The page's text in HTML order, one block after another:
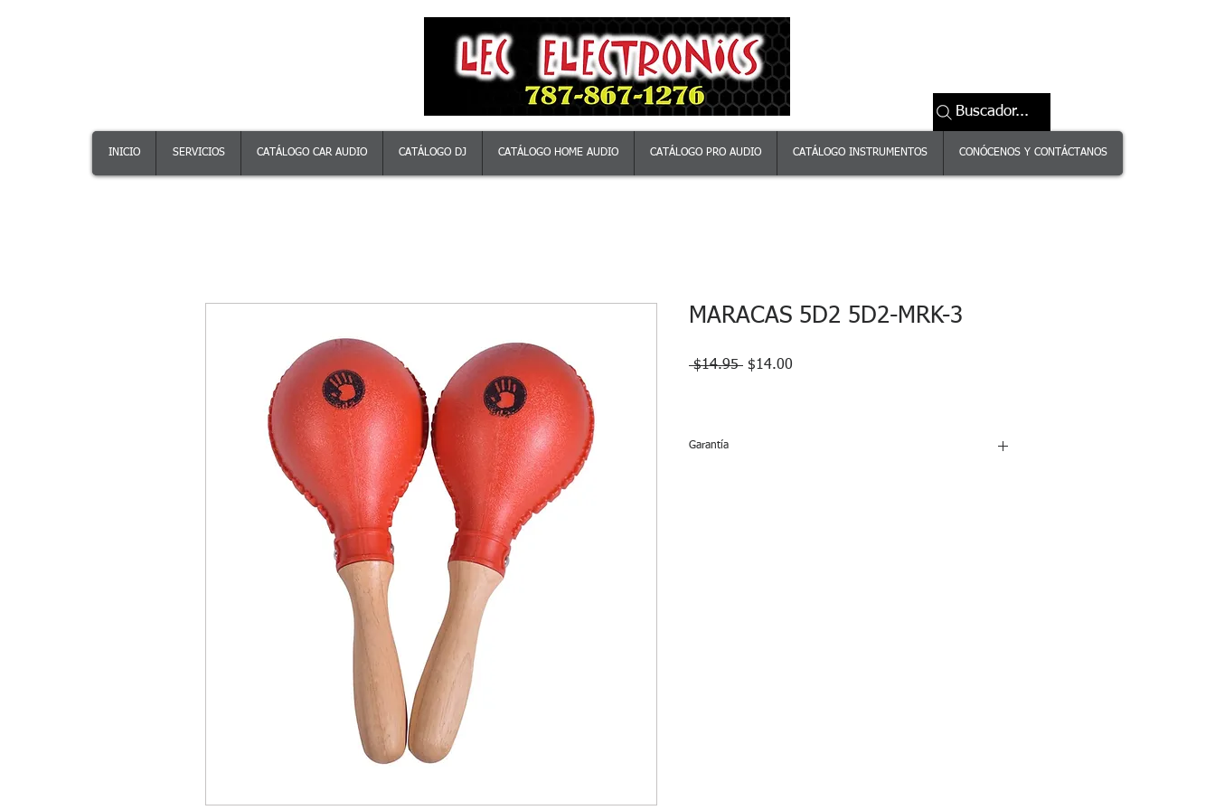
Buscador...
INICIO SERVICIOS CATÁLOGO CAR AUDIO CATÁLOGO DJ CATÁLOGO HOME AUDIO CATÁLOGO PRO AUDIO CATÁLOGO INSTRUMENTOS CONÓCENOS Y CONTÁCTANOS
MARACAS 5D2 5D2-MRK-3
$14.95 Precio
$14.00
Garantía